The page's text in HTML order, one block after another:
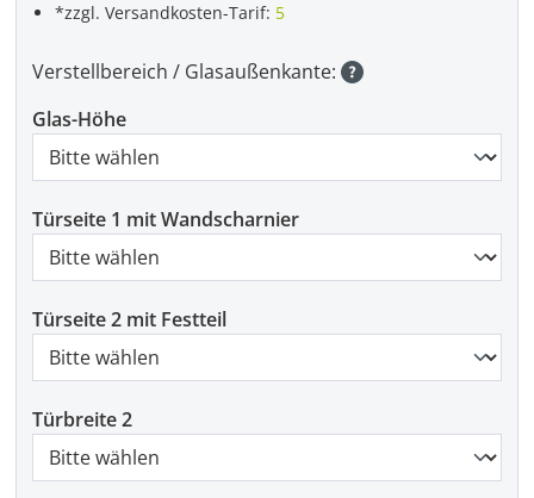
*zzgl. Versandkosten-Tarif: 5
Verstellbereich / Glasaußenkante:
Glas-Höhe
Türseite 1 mit Wandscharnier
Türseite 2 mit Festteil
Türbreite 2